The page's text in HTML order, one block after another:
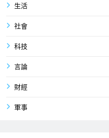
生活
社會
科技
言論
財經
軍事